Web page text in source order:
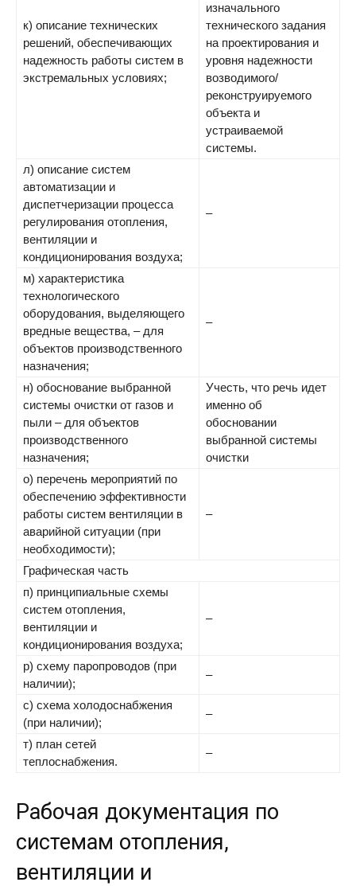
к) описание технических
решений, обеспечивающих
надежность работы систем в
экстремальных условиях;
изначального
технического задания
на проектирования и
уровня надежности
возводимого/
реконструируемого
объекта и
устраиваемой
системы.
л) описание систем
автоматизации и
диспетчеризации процесса
регулирования отопления,
вентиляции и
кондиционирования воздуха;
–
м) характеристика
технологического
оборудования, выделяющего
вредные вещества, – для
объектов производственного
назначения;
–
н) обоснование выбранной
системы очистки от газов и
пыли – для объектов
производственного
назначения;
Учесть, что речь идет
именно об
обосновании
выбранной системы
очистки
о) перечень мероприятий по
обеспечению эффективности
работы систем вентиляции в
аварийной ситуации (при
необходимости);
–
Графическая часть
п) принципиальные схемы
систем отопления,
вентиляции и
кондиционирования воздуха;
–
р) схему паропроводов (при
наличии);
–
с) схема холодоснабжения
(при наличии);
–
т) план сетей
теплоснабжения.
–
Рабочая документация по
системам отопления,
вентиляции и